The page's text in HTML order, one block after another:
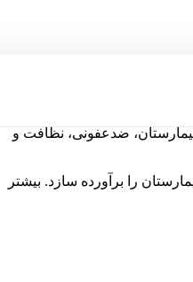
ضدعفونی، نظافت و
را برآورده سازد. بیشتر